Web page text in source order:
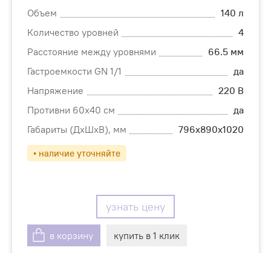
Объем
140 л
Количество уровней
4
Расстояние между уровнями
66.5 мм
Гастроемкости GN 1/1
да
Напряжение
220 В
Противни 60х40 см
да
Габариты (ДхШхВ), мм
796х890х1020
• наличие уточняйте
узнать цену
в корзину купить в 1 клик